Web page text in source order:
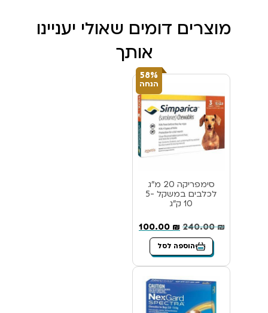
מוצרים דומים שאולי יעניינו
אותך
58%
הנחה
סימפריקה 20 מ”ג
לכלבים במשקל 5-
10 ק”ג
240.00₪
100.00 ₪
הוספה לסל